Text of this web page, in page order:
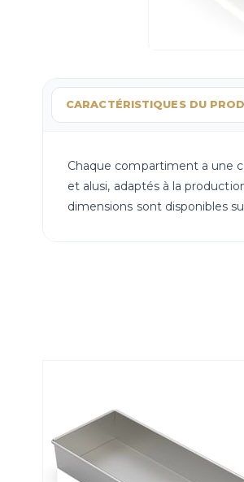
CARACTÉRISTIQUES DU
Chaque compartiment a une
et alusi, adaptés à la
dimensions sont disponibles